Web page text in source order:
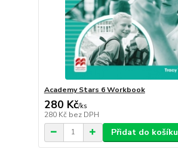
Academy Stars 6 Workbook
280 Kč/ks
280 Kč bez DPH
Přidat do košíku